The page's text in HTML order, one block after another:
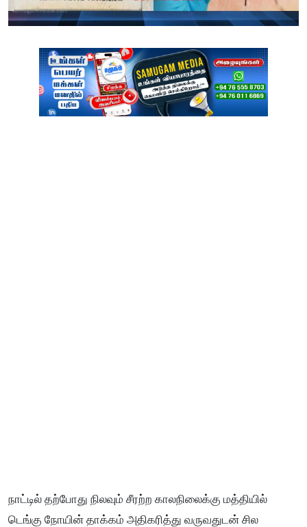
நாட்டில் தற்போது நிலவும் சீரற்ற காலநிலைக்கு மத்தியில்
டெங்கு நோயின் தாக்கம் அதிகரித்து வருவதுடன் சில